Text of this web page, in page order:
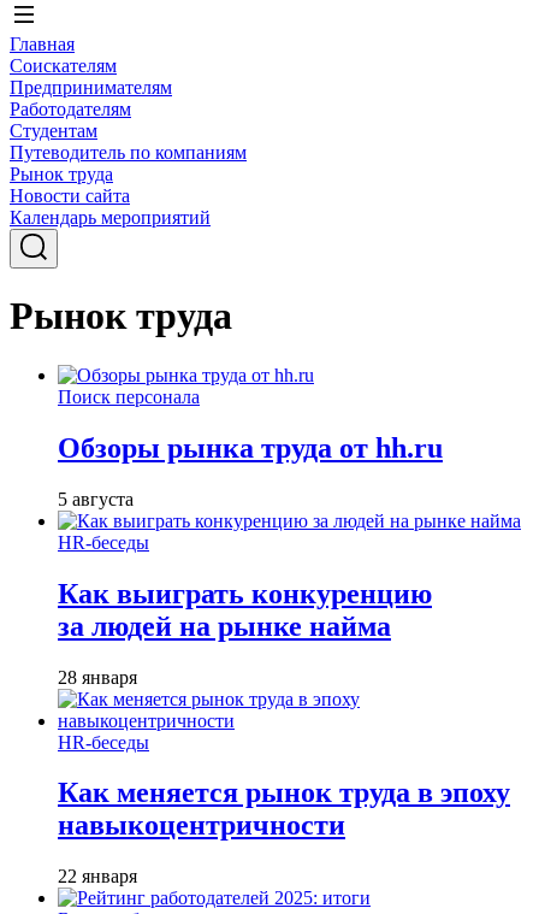
Главная
Соискателям
Предпринимателям
Работодателям
Студентам
Путеводитель по компаниям
Рынок труда
Новости сайта
Календарь мероприятий
Рынок труда
Поиск персонала
Обзоры рынка труда от hh.ru
5 августа
HR-беседы
Как выиграть конкуренцию
за людей на рынке найма
28 января
HR-беседы
Как меняется рынок труда в эпоху
навыкоцентричности
22 января